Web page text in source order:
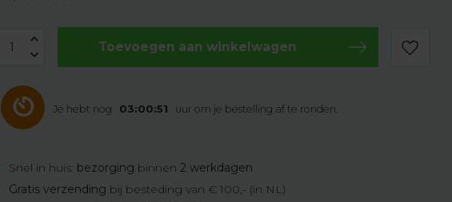
Toevoegen aan winkelwagen
Je hebt nog 03:00:50 uur om je bestelling af te ronden.
Snel in huis: bezorging binnen2 werkdagen
Gratis verzending bij besteding van € 100,- (in NL)